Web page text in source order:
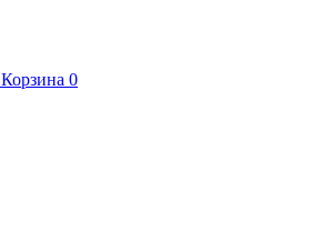
Корзина 0